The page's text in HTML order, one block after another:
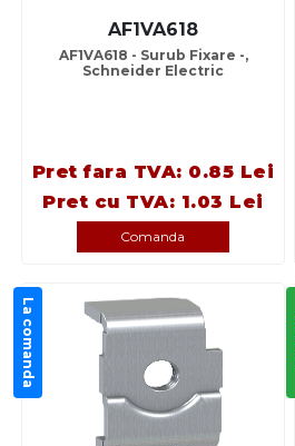
AF1VA618
AF1VA618 - Surub Fixare -,
Schneider Electric
Pret fara TVA: 0.85 Lei
Pret cu TVA: 1.03 Lei
Comanda
La comanda